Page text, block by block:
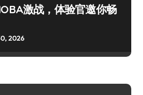
激战，体验官邀你畅
2026